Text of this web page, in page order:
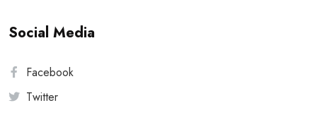
Social Media
Facebook
Twitter